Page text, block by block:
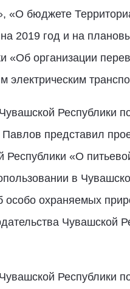
«О бюджете
2019 год и на
«Об организации
Республики
представил
«О
в
охраняемых
Чувашской
Республики